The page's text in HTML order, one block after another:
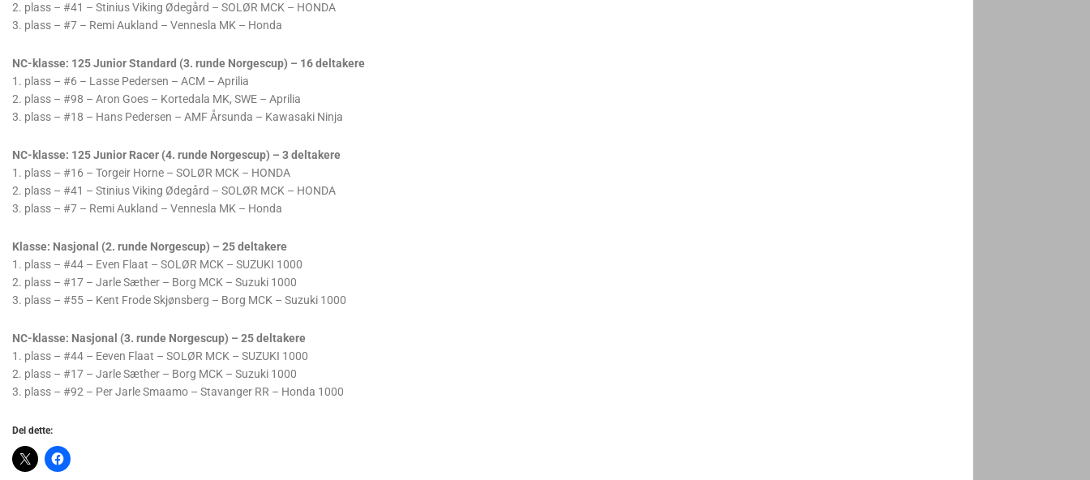
2. plass – #41 – Stinius Viking Ødegård – SOLØR MCK – HONDA
3. plass – #7 – Remi Aukland – Vennesla MK – Honda
NC-klasse: 125 Junior Standard (3. runde Norgescup) – 16 deltakere
1. plass – #6 – Lasse Pedersen – ACM – Aprilia
2. plass – #98 – Aron Goes – Kortedala MK, SWE – Aprilia
3. plass – #18 – Hans Pedersen – AMF Årsunda – Kawasaki Ninja
NC-klasse: 125 Junior Racer (4. runde Norgescup) – 3 deltakere
1. plass – #16 – Torgeir Horne – SOLØR MCK – HONDA
2. plass – #41 – Stinius Viking Ødegård – SOLØR MCK – HONDA
3. plass – #7 – Remi Aukland – Vennesla MK – Honda
Klasse: Nasjonal (2. runde Norgescup) – 25 deltakere
1. plass – #44 – Even Flaat – SOLØR MCK – SUZUKI 1000
2. plass – #17 – Jarle Sæther – Borg MCK – Suzuki 1000
3. plass – #55 – Kent Frode Skjønsberg – Borg MCK – Suzuki 1000
NC-klasse: Nasjonal (3. runde Norgescup) – 25 deltakere
1. plass – #44 – Eeven Flaat – SOLØR MCK – SUZUKI 1000
2. plass – #17 – Jarle Sæther – Borg MCK – Suzuki 1000
3. plass – #92 – Per Jarle Smaamo – Stavanger RR – Honda 1000
Del dette: